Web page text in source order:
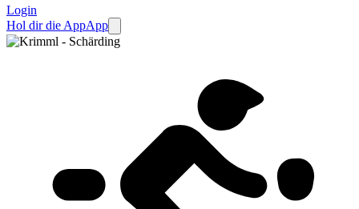
Login
Hol dir die AppApp